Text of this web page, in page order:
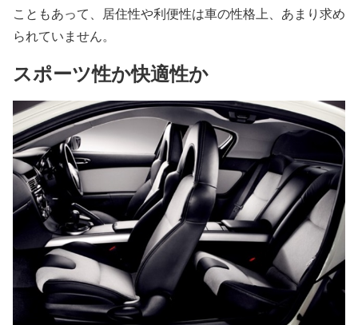
こともあって、居住性や利便性は車の性格上、あまり求め
られていません。
スポーツ性か快適性か